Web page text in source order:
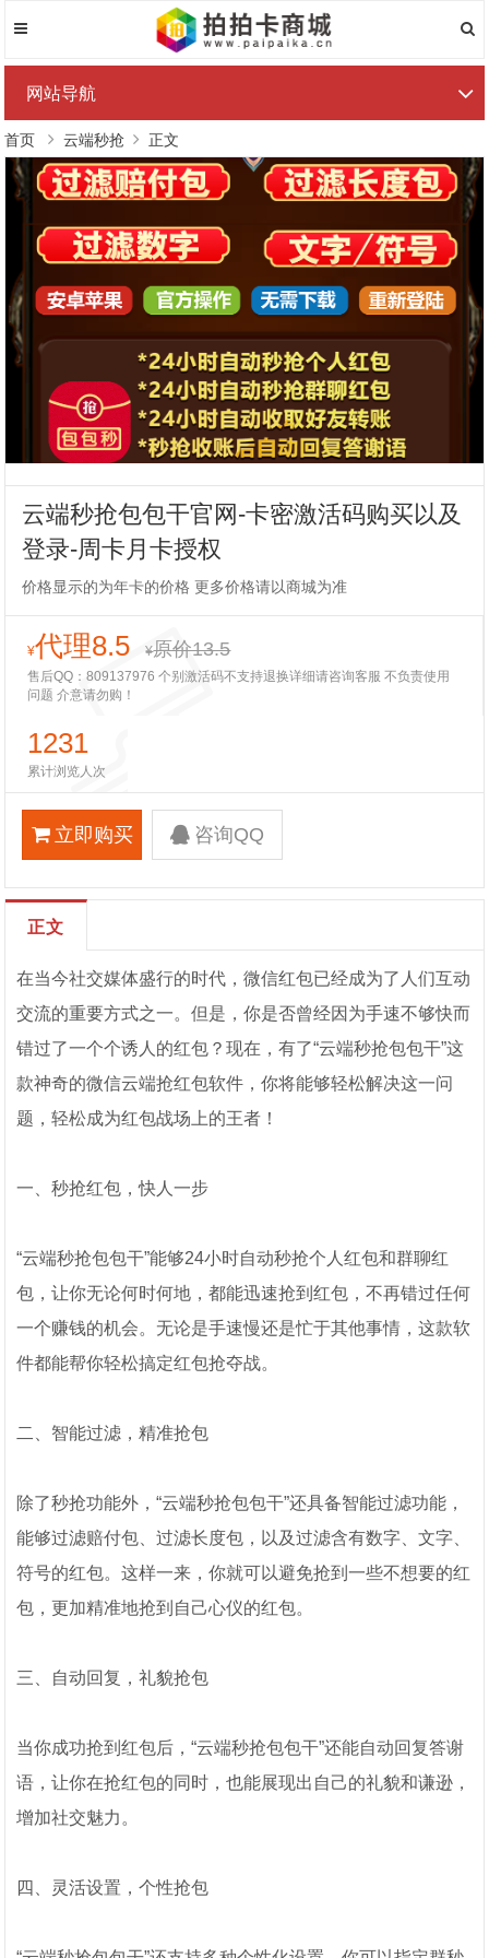
网站导航
首页 云端秒抢 正文
云端秒抢包包干官网-卡密激活码购买以及
登录-周卡月卡授权
价格显示的为年卡的价格 更多价格请以商城为准
¥代理8.5 ¥原价13.5
售后QQ：809137976 个别激活码不支持退换详细请咨询客服 不负责使用
问题 介意请勿购！
1231
累计浏览人次
立即购买 咨询QQ
正文
在当今社交媒体盛行的时代，微信红包已经成为了人们互动
交流的重要方式之一。但是，你是否曾经因为手速不够快而
错过了一个个诱人的红包？现在，有了“云端秒抢包包干”这
款神奇的微信云端抢红包软件，你将能够轻松解决这一问
题，轻松成为红包战场上的王者！
一、秒抢红包，快人一步
“云端秒抢包包干”能够24小时自动秒抢个人红包和群聊红
包，让你无论何时何地，都能迅速抢到红包，不再错过任何
一个赚钱的机会。无论是手速慢还是忙于其他事情，这款软
件都能帮你轻松搞定红包抢夺战。
二、智能过滤，精准抢包
除了秒抢功能外，“云端秒抢包包干”还具备智能过滤功能，
能够过滤赔付包、过滤长度包，以及过滤含有数字、文字、
符号的红包。这样一来，你就可以避免抢到一些不想要的红
包，更加精准地抢到自己心仪的红包。
三、自动回复，礼貌抢包
当你成功抢到红包后，“云端秒抢包包干”还能自动回复答谢
语，让你在抢红包的同时，也能展现出自己的礼貌和谦逊，
增加社交魅力。
四、灵活设置，个性抢包